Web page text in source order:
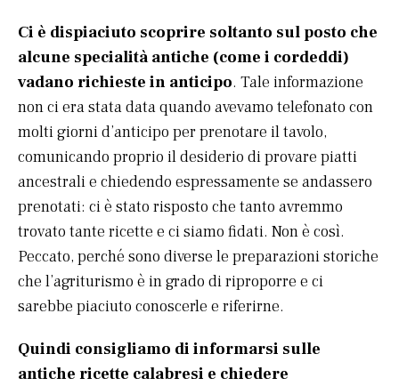
Ci è dispiaciuto scoprire soltanto sul posto che
alcune specialità antiche (come i cordeddi)
vadano richieste in anticipo. Tale informazione
non ci era stata data quando avevamo telefonato con
molti giorni d’anticipo per prenotare il tavolo,
comunicando proprio il desiderio di provare piatti
ancestrali e chiedendo espressamente se andassero
prenotati: ci è stato risposto che tanto avremmo
trovato tante ricette e ci siamo fidati. Non è così.
Peccato, perché sono diverse le preparazioni storiche
che l’agriturismo è in grado di riproporre e ci
sarebbe piaciuto conoscerle e riferirne.
Quindi consigliamo di informarsi sulle
antiche ricette calabresi e chiedere